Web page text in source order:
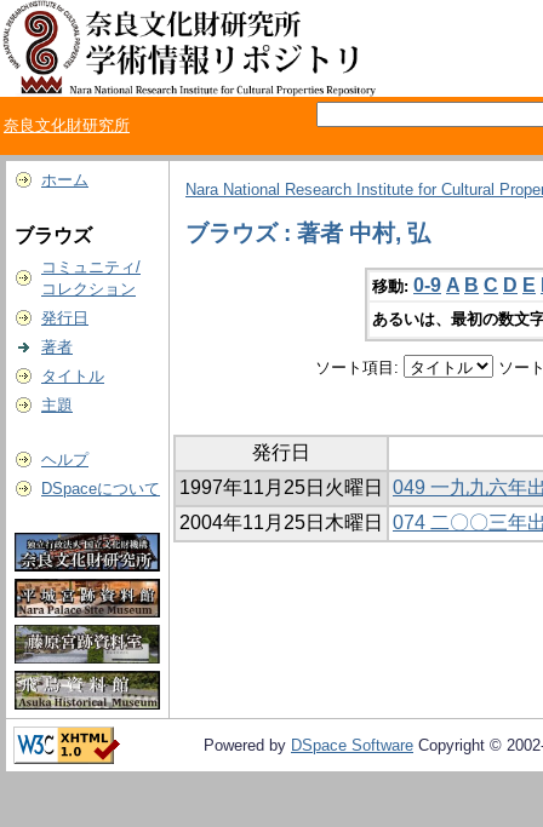
奈良文化財研究所
ホーム
ブラウズ
コミュニティ/
コレクション
発行日
著者
タイトル
主題
ヘルプ
DSpaceについて
Nara National Research Institute for Cultural
ブラウズ : 著者 中村, 弘
移動: 0-9 A B C D E
あるいは、最初の数文
ソート項目: ソー
発行日
1997年11月25日火曜日
049 一九九六年
2004年11月25日木曜日
074 二〇〇三年
Powered by DSpace Software Copyright ©